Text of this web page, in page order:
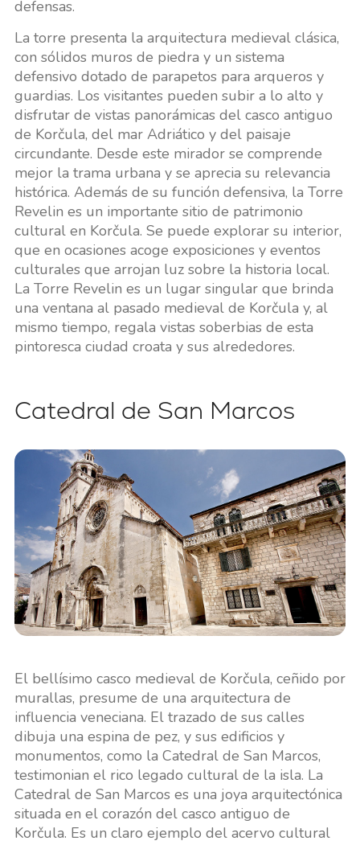
defensas.
La torre presenta la arquitectura medieval clásica,
con sólidos muros de piedra y un sistema
defensivo dotado de parapetos para arqueros y
guardias. Los visitantes pueden subir a lo alto y
disfrutar de vistas panorámicas del casco antiguo
de Korčula, del mar Adriático y del paisaje
circundante. Desde este mirador se comprende
mejor la trama urbana y se aprecia su relevancia
histórica. Además de su función defensiva, la Torre
Revelin es un importante sitio de patrimonio
cultural en Korčula. Se puede explorar su interior,
que en ocasiones acoge exposiciones y eventos
culturales que arrojan luz sobre la historia local.
La Torre Revelin es un lugar singular que brinda
una ventana al pasado medieval de Korčula y, al
mismo tiempo, regala vistas soberbias de esta
pintoresca ciudad croata y sus alrededores.
Catedral de San Marcos
El bellísimo casco medieval de Korčula, ceñido por
murallas, presume de una arquitectura de
influencia veneciana. El trazado de sus calles
dibuja una espina de pez, y sus edificios y
monumentos, como la Catedral de San Marcos,
testimonian el rico legado cultural de la isla. La
Catedral de San Marcos es una joya arquitectónica
situada en el corazón del casco antiguo de
Korčula. Es un claro ejemplo del acervo cultural